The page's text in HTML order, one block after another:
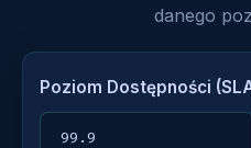
danego
Poziom Dostępności